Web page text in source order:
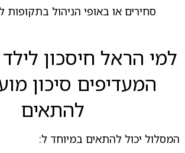
סחירים או באופי הניהול בתקופות
למי הראל חיסכון
המעדיפים סיכון
להתאים
המסלול יכול להתאים במיוחד ל: